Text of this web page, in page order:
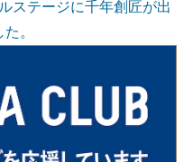
ステージに千年創匠が出
。